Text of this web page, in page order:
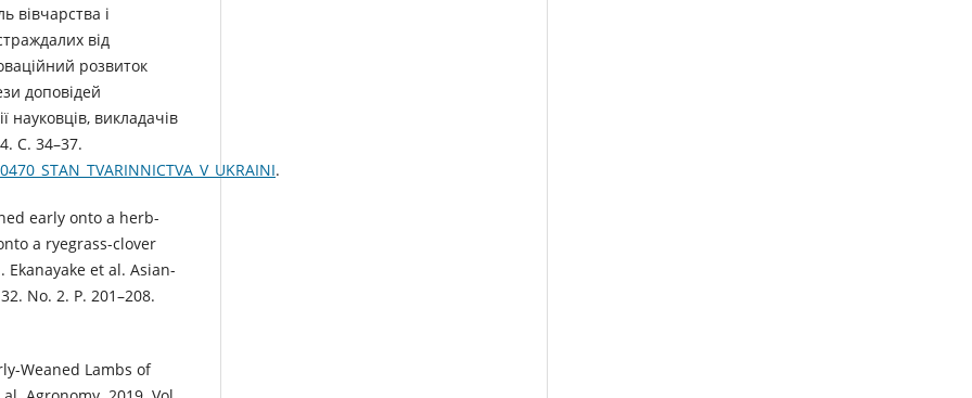
і
від
розвиток
доповідей
науковців, викладачів
С. 34–37.
.
early onto a herb-
a ryegrass-clover
et al. Asian-
No. 2. P. 201–208.
Weaned Lambs of